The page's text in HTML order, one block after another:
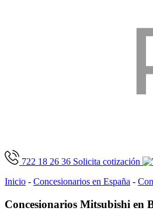
722 18 26 36 Solicita cotización
Inicio - Concesionarios en España -
Concesionarios Mitsubishi en